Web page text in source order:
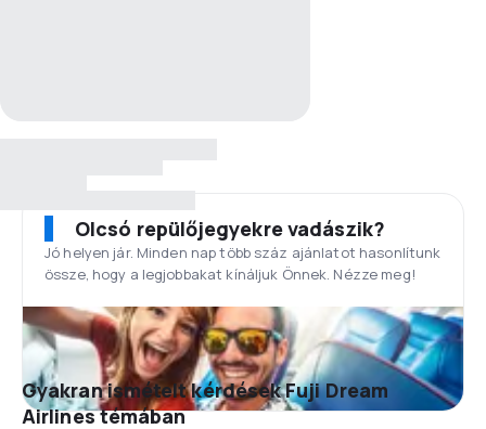
Olcsó repülőjegyekre vadászik?
Jó helyen jár. Minden nap több száz ajánlatot hasonlítunk
össze, hogy a legjobbakat kínáljuk Önnek. Nézze meg!
Gyakran ismételt kérdések Fuji Dream
Airlines témában